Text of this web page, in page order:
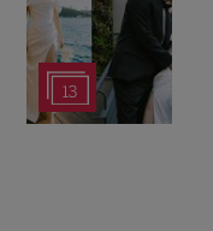
13